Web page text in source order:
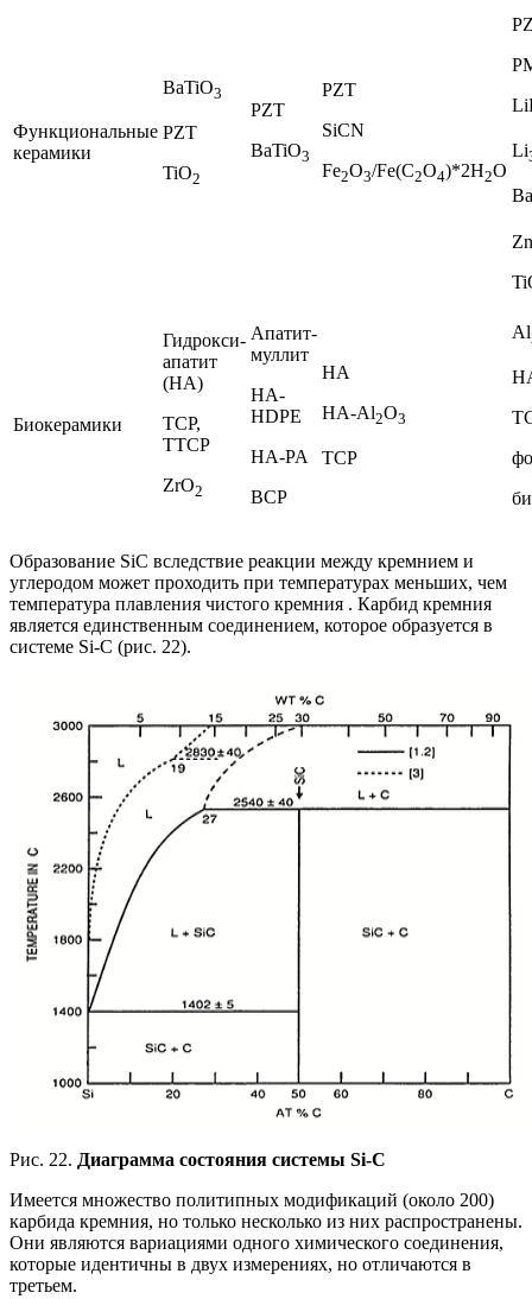
Функциональные
керамики
BaTiO3
PZT
TiO2
PZT
BaTiO3
PZT
SiCN
Fe2O3/Fe(C2O4)*2H2O
Li
Биокерамики
Гидрокси-
апатит
(HA)
TCP,
TTCP
ZrO2
Апатит-
муллит
HA-
HDPE
HA-PA
BCP
HA
HA-Al2O3
TCP
Al
Образование SiC вследствие реакции между кремнием и
углеродом может проходить при температурах меньших, чем
температура плавления чистого кремния . Карбид кремния
является единственным соединением, которое образуется в
системе Si-C (рис. 22).
Рис. 22. Диаграмма состояния системы Si-C
Имеется множество политипных модификаций (около 200)
карбида кремния, но только несколько из них распространены.
Они являются вариациями одного химического соединения,
которые идентичны в двух измерениях, но отличаются в
третьем.